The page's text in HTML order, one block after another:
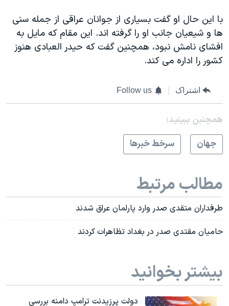
با این حال او گفت بسیاری از جوانان عراقی از جمله سنی
ها و شیعیان جانب او را گرفته اند. این مقام که مایل به
افشای نامش نبود، همچنین گفت که حیدر العبادی هنوز
کشور را اداره می کند.
اشتراک Follow us
همچنبن ببینید:
جهان
سرخط خبرها
مطالب مرتبط
طرفداران متقدی صدر وارد پارلمان عراق شدند
حامیان مقتدی صدر در بغداد تظاهرات کردند
بیشتر بخوانید
دولت پرزیدنت ترامپ دامنه بررسی